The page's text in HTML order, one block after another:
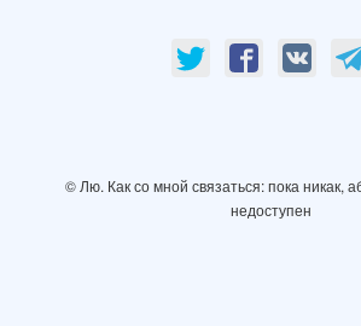
© Лю. Как со мной связаться: пока никак,
недоступен